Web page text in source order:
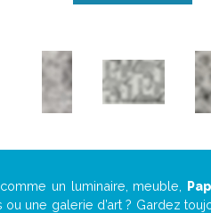
un luminaire, meuble,
une galerie d’art ? Gardez